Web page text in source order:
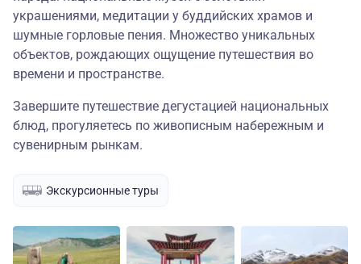
украшениями, медитации у буддийских храмов и
шумные горловые пения. Множество уникальных
объектов, рождающих ощущение путешествия во
времени и пространстве.
Завершите путешествие дегустацией национальных
блюд, прогуляетесь по живописным набережным и
сувенирным рынкам.
Экскурсионные туры